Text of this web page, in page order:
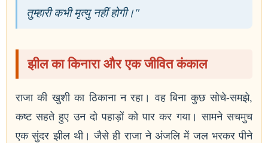
तुम्हारी कभी मृत्यु नहीं होगी।"
झील का किनारा और एक जीवित कंकाल
राजा की खुशी का ठिकाना न रहा। वह बिना कुछ सोचे-समझे,
कष्ट सहते हुए उन दो पहाड़ों को पार कर गया। सामने सचमुच
एक सुंदर झील थी। जैसे ही राजा ने अंजलि में जल भरकर पीने